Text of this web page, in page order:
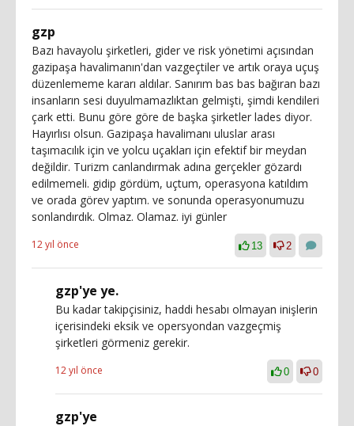
gzp
Bazı havayolu şirketleri, gider ve risk yönetimi açısından
gazipaşa havalimanın'dan vazgeçtiler ve artık oraya uçuş
düzenlememe kararı aldılar. Sanırım bas bas bağıran bazı
insanların sesi duyulmamazlıktan gelmişti, şimdi kendileri
çark etti. Bunu göre göre de başka şirketler lades diyor.
Hayırlısı olsun. Gazipaşa havalimanı uluslar arası
taşımacılık için ve yolcu uçakları için efektif bir meydan
değildir. Turizm canlandırmak adına gerçekler gözardı
edilmemeli. gidip gördüm, uçtum, operasyona katıldım
ve orada görev yaptım. ve sonunda operasyonumuzu
sonlandırdık. Olmaz. Olamaz. iyi günler
12 yıl önce 13 2
gzp'ye ye.
Bu kadar takipçisiniz, haddi hesabı olmayan inişlerin
içerisindeki eksik ve opersyondan vazgeçmiş
şirketleri görmeniz gerekir.
12 yıl önce 0 0
gzp'ye